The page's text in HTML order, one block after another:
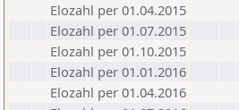
Elozahl per 01.04.2015
Elozahl per 01.07.2015
Elozahl per 01.10.2015
Elozahl per 01.01.2016
Elozahl per 01.04.2016